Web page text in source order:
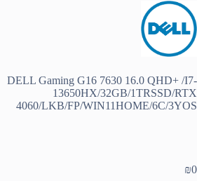
DELL Gaming G16 7630 16.0 QHD+ /I7-
13650HX/32GB/1TRSSD/RTX
4060/LKB/FP/WIN11HOME/6C/3YOS
₪0